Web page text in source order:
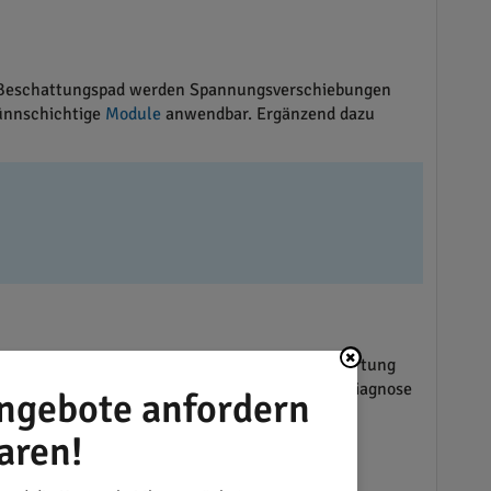
werden Spannungsverschiebungen
Module anwendbar. Ergänzend dazu
möglich ist. Zudem kann die gesamte Fehlerortung
für Solartechniker, die eine schnelle Diagnose
anfordern